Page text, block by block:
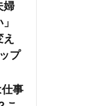
婦
プ
仕事